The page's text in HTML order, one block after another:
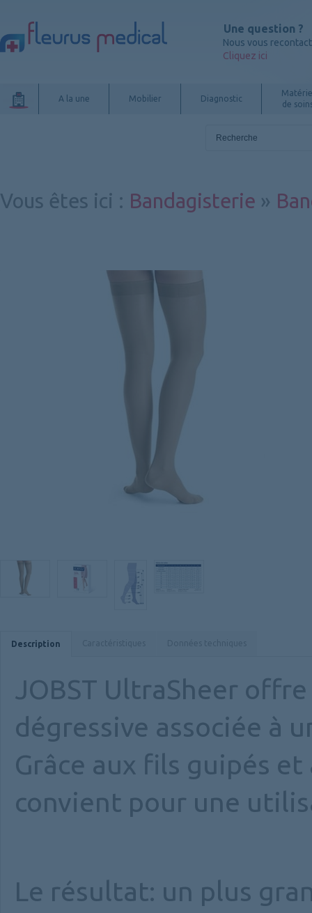
Une question ?
Nous vous
Cliquez ici
A la une Mobilier Diagnostic
de
Vous êtes ici : Bandagisterie »
Description
JOBST UltraSheer
dégressive associée à
Grâce aux fils guipés
convient pour une
Le résultat: un plus